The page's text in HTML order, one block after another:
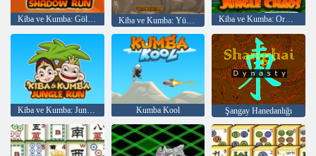
Kiba ve Kumba: Gölge Çalıştır Kiba ve Kumba: Orman Kaosu
Kiba ve Kumba: Jungle Run Kumba Kool Şangay Hanedanlığı